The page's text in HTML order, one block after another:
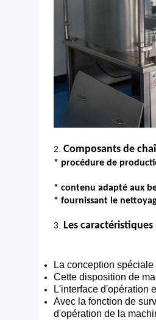
2. Composants de
* procédure de
* contenu adapté aux
* fournissant le
3. Les caractéristiques
La conception
Cette disposition de
L'interface d'opération
Avec la fonction de
d'opération de la